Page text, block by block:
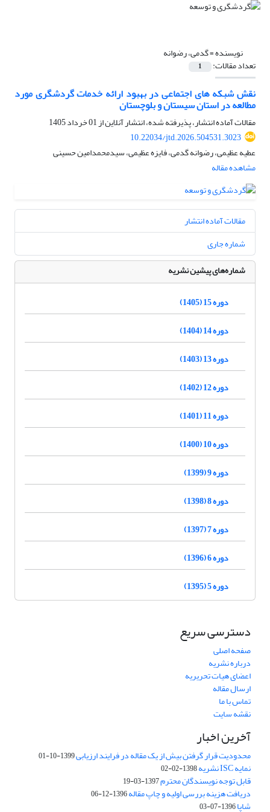
نویسنده =گدمی، رضوانه
تعداد مقالات: 1
نقش شبکه های اجتماعی در بهبود ارائه خدمات گردشگری مورد
مطالعه در استان سیستان و بلوچستان
مقالات آماده انتشار، پذیرفته شده، انتشار آنلاین از01 خرداد 1405
10.22034/jtd.2026.504531.3023
عطیه عظیمی، رضوانه گدمی، فایزه عظیمی، سیدمحمدامین حسینی
مشاهده مقاله
مقالات آماده انتشار
شماره جاری
شماره‌های پیشین نشریه
دوره 15 (1405)
دوره 14 (1404)
دوره 13 (1403)
دوره 12 (1402)
دوره 11 (1401)
دوره 10 (1400)
دوره 9 (1399)
دوره 8 (1398)
دوره 7 (1397)
دوره 6 (1396)
دوره 5 (1395)
دسترسی سریع
صفحه اصلی
درباره نشریه
اعضای هیات تحریریه
ارسال مقاله
تماس با ما
نقشه سایت
آخرین اخبار
محدودیت قرار گرفتن بیش از یک مقاله در فرایند ارزیابی1399-10-01
نمایه ISC نشریه 1398-02-02
قابل توجه نویسندگان محترم1397-03-19
دریافت هزینه بررسی اولیه و چاپ مقاله1396-12-06
شاپا1396-07-03